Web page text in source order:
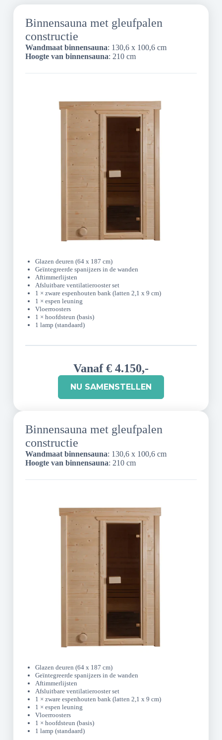
Binnensauna met gleufpalen
constructie
Wandmaat binnensauna: 130,6 x 100,6 cm
Hoogte van binnensauna: 210 cm
Glazen deuren (64 x 187 cm)
Geïntegreerde spanijzers in de wanden
Aftimmerlijsten
Afsluitbare ventilatierooster set
1 × zware espenhouten bank (latten 2,1 x 9 cm)
1 × espen leuning
Vloerroosters
1 × hoofdsteun (basis)
1 lamp (standaard)
Vanaf € 4.150,-
NU SAMENSTELLEN
Binnensauna met gleufpalen
constructie
Wandmaat binnensauna: 130,6 x 100,6 cm
Hoogte van binnensauna: 210 cm
Glazen deuren (64 x 187 cm)
Geïntegreerde spanijzers in de wanden
Aftimmerlijsten
Afsluitbare ventilatierooster set
1 × zware espenhouten bank (latten 2,1 x 9 cm)
1 × espen leuning
Vloerroosters
1 × hoofdsteun (basis)
1 lamp (standaard)